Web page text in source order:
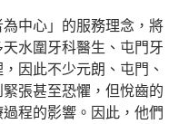
中心」的服務理念，將
水圍牙科醫生、屯門牙
因此不少元朗、屯門、
張甚至恐懼，但悅齒的
程的影響。因此，他們